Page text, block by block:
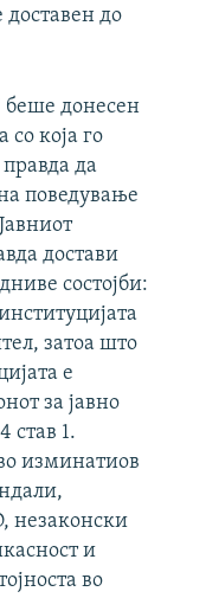
до
беше донесен
која го
да
поведување
достави
состојби:
затоа што
е
за јавно
став 1.
изминатиов
незаконски
и
во